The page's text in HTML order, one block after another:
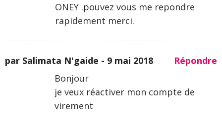
ONEY .pouvez vous me repondre
rapidement merci.
par Salimata N'gaide - 9 mai 2018
Répondre
Bonjour
je veux réactiver mon compte de
virement